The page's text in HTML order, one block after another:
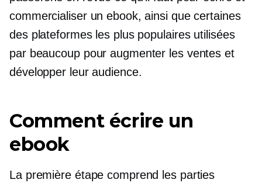
commercialiser un ebook, ainsi que certaines
des plateformes les plus populaires utilisées
par beaucoup pour augmenter les ventes et
développer leur audience.
Comment écrire un
ebook
La première étape comprend les parties